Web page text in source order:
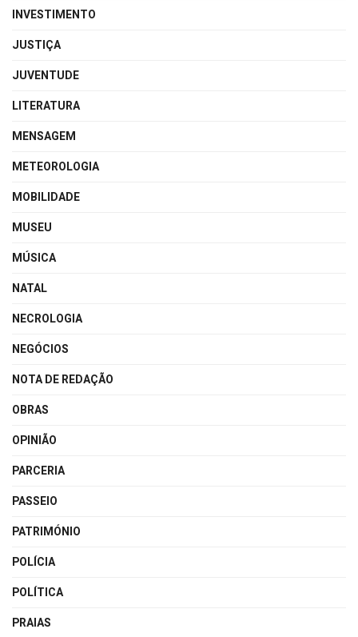
INVESTIMENTO
JUSTIÇA
JUVENTUDE
LITERATURA
MENSAGEM
METEOROLOGIA
MOBILIDADE
MUSEU
MÚSICA
NATAL
NECROLOGIA
NEGÓCIOS
NOTA DE REDAÇÃO
OBRAS
OPINIÃO
PARCERIA
PASSEIO
PATRIMÓNIO
POLÍCIA
POLÍTICA
PRAIAS